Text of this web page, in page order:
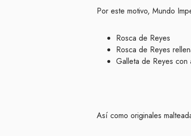
Por este motivo, Mundo
Rosca de Reyes
Rosca de Reyes
Galleta de Reyes con
Así como originales